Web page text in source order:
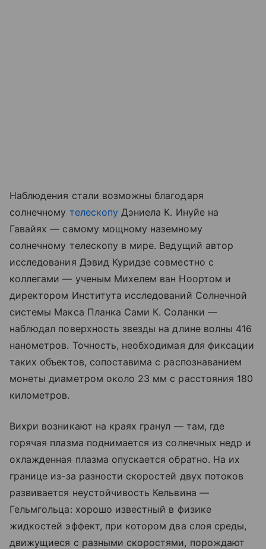
Наблюдения стали возможны благодаря
солнечному телескопу Дэниела К. Инуйе на
Гавайях — самому мощному наземному
солнечному телескопу в мире. Ведущий автор
исследования Дэвид Куридзе совместно с
коллегами — ученым Михелем ван Ноортом и
директором Института исследований Солнечной
системы Макса Планка Сами К. Соланки —
наблюдал поверхность звезды на длине волны 416
нанометров. Точность, необходимая для фиксации
таких объектов, сопоставима с распознаванием
монеты диаметром около 23 мм с расстояния 180
километров.
Вихри возникают на краях гранул — там, где
горячая плазма поднимается из солнечных недр и
охлажденная плазма опускается обратно. На их
границе из-за разности скоростей двух потоков
развивается неустойчивость Кельвина —
Гельмгольца: хорошо известный в физике
жидкостей эффект, при котором два слоя среды,
движущиеся с разными скоростями, порождают